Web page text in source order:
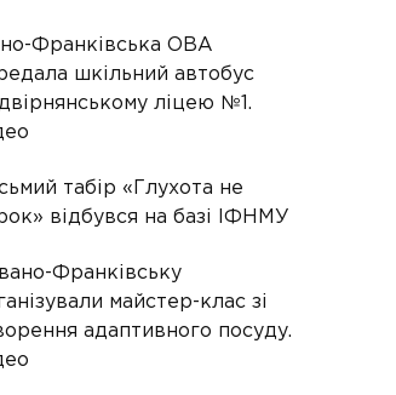
Франківська ОВА
шкільний автобус
ліцею №1.
табір «Глухота не
відбувся на базі ІФНМУ
Франківську
майстер-клас зі
адаптивного посуду.